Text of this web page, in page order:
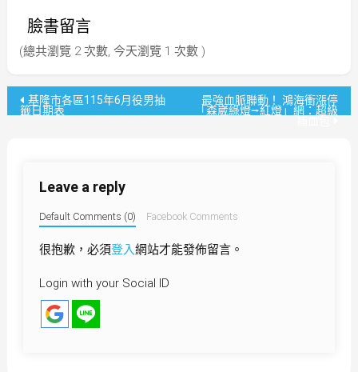
臉書留言
(總共瀏覽 2 次數, 今天瀏覽 1 次數 )
文基隆市各區115年6月役男抽
籤日期表
最強血脈聯動！ 鴻海衝漲停
「森崴綠燈⭢紅燈」網：超級
Leave a reply
Default Comments (0) Facebook Comments
很抱歉，必須登入網站才能發佈留言。
Login with your Social ID